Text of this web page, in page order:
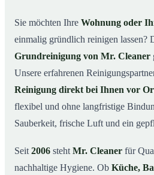
04 So läuft die Grundreinigung in
05 Wann ist eine Grundreinigung
06Grundreinigung in Nordsehl &
Jetzt kostenloses Angebot
Sie möchten Ihre Wohnung oder
einmalig gründlich reinigen lassen?
Grundreinigung von Mr. Cleaner
Unsere erfahrenen
Reinigung direkt bei Ihnen vor
flexibel und ohne langfristige
Sauberkeit, frische Luft und ein
Seit 2006 steht Mr. Cleaner für
nachhaltige Hygiene. Ob Küche,